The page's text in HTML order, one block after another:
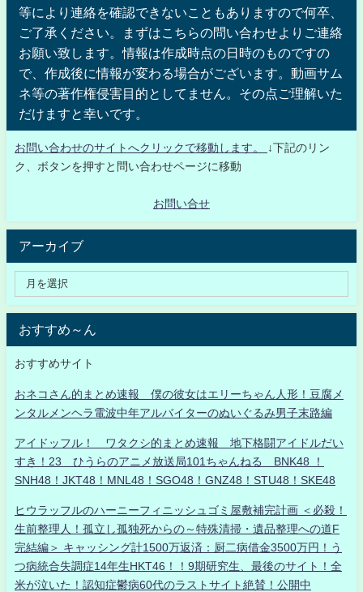
等により連絡を確認できないこともありますので何卒、
ご了承ください。まずはこちらの問い合わせよりご連絡
お願い致します。情報は作成時点の日時のものですの
で、作成後に情報が変わる場合がございます。動画サム
ネ等の著作権侵害目的としてません。その点ご理解いた
だけますと幸いです。
お問い合わせのサイトへクリックで移動します。
↓下記のリン
ク、ボタンを押すと問い合わせページに移動
お問い合せ
アーカイブ
おすすめ～ん
おすすめサイト
おネコさん的まとめ速報 僕の彼女はエリーちゃん人形！豆腐メ
ンタルメンヘラ電波中年アルバイターのぬいぐるみ男子末路編
アイドッフル！ ワタクシ的まとめ速報 地下格闘アイドルだい
すき！23 ひうらのアニメ放送局101ちゃんねる BNK48 ！
SNH48！JKT48！MNL48！SGO48！GNZ48！STU48！SKE48
ヒウラッフルのハーニーフィニッシュゴミ屋敷補完計画 ＜必殺！
生前整理人！孤立し孤独死からの～特殊清掃・遺品整理への道F
完結編＞ キャッシング計1500万返済：厨二病借金3500万円！う
つ病統合失調症14年生HKT46！！9期研究生、最後のサイト！全
米が泣いた！認知症鬱病60代のラストサイト絶賛！公開中